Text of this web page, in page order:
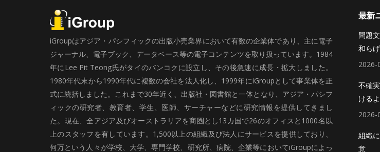
iGroupはアジア・パシフィックの出版小売業界において有数の企業体であり、主に電子
ジャーナル、電子ブック、データベース等の電子コンテンツを取り扱っています。1984
年にLee Pit Teong氏がタイのバンコクに設立し、その後急速に成長・拡大しました。
1980年代末から1990年代に複数の会社を法人化し、1999年にiGroupとして事業体を正
式に統括しました。これまで30年近く、出版社・図書館と一体となり、アジア・パシフ
ィックの研究者、教育者、学生、医師、サーチャーなどに研究情報を提供してきまし
た。現在、全アジア及びオーストラリアを商圏とし13カ国で26のオフィスと1000名以
上のスタッフを有しています。1,500以上の組織及び法人にサービスを提供しており、
何万という人々が学校、大学、専門学校、研究所、病院、企業等においてiGroupによっ
最新
問題
和ら
2026-
不確
ける
2026-
組織
意